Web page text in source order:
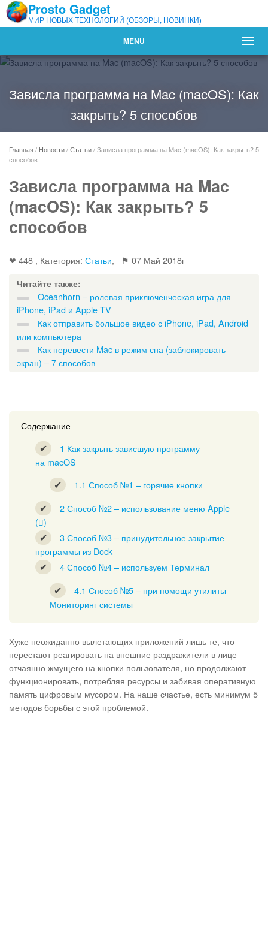
Prosto Gadget
МИР НОВЫХ ТЕХНОЛОГИЙ (ОБЗОРЫ, НОВИНКИ)
MENU
Зависла программа на Mac (macOS): Как
закрыть? 5 способов
Главная/ Новости/Статьи/Зависла программа на Mac (macOS): Как закрыть? 5
способов
Зависла программа на Mac
(macOS): Как закрыть? 5
способов
❤ 448 , Категория: Статьи, ⚑ 07 Май 2018г
Читайте также:
Oceanhorn – ролевая приключенческая игра для
iPhone, iPad и Apple TV
Как отправить большое видео с iPhone, iPad, Android
или компьютера
Как перевести Mac в режим сна (заблокировать
экран) – 7 способов
Содержание
1 Как закрыть зависшую программу
на macOS
1.1 Способ №1 – горячие кнопки
2Способ №2 – использование меню Apple
()
3Способ №3 – принудительное закрытие
программы из Dock
4Способ №4 – используем Терминал
4.1 Способ №5 – при помощи утилиты
Мониторинг системы
Хуже неожиданно вылетающих приложений лишь те, что
перестают реагировать на внешние раздражители в лице
отчаянно жмущего на кнопки пользователя, но продолжают
функционировать, потребляя ресурсы и забивая оперативную
память цифровым мусором. На наше счастье, есть минимум 5
методов борьбы с этой проблемой.